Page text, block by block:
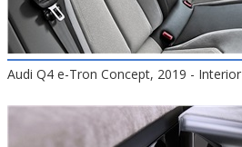
Audi Q4 e-Tron Concept, 2019 - Interior